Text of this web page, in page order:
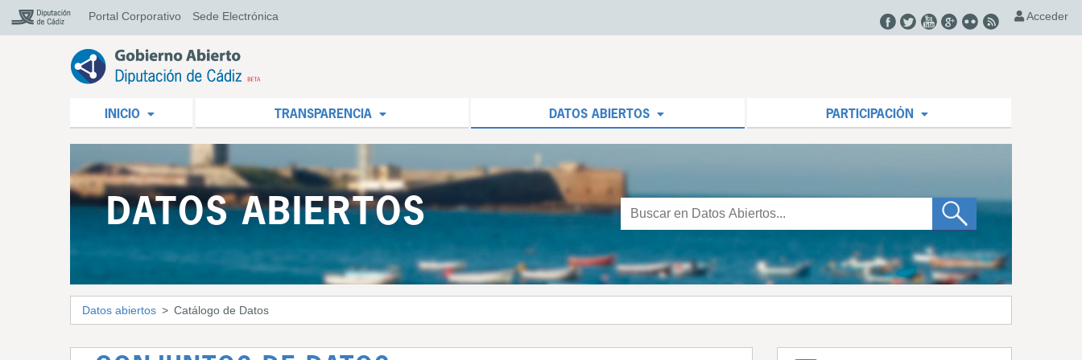
Portal Corporativo Sede Electrónica Acceder
INICIO TRANSPARENCIA DATOS ABIERTOS PARTICIPACIÓN
DATOS ABIERTOS
Datos abiertos Catálogo de Datos